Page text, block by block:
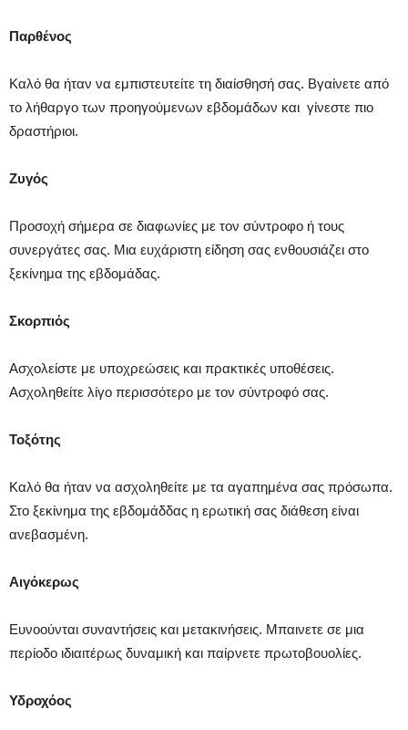
Παρθένος
Καλό θα ήταν να εμπιστευτείτε τη διαίσθησή σας. Βγαίνετε από
το λήθαργο των προηγούμενων εβδομάδων και γίνεστε πιο
δραστήριοι.
Ζυγός
Προσοχή σήμερα σε διαφωνίες με τον σύντροφο ή τους
συνεργάτες σας. Μια ευχάριστη είδηση σας ενθουσιάζει στο
ξεκίνημα της εβδομάδας.
Σκορπιός
Ασχολείστε με υποχρεώσεις και πρακτικές υποθέσεις.
Ασχοληθείτε λίγο περισσότερο με τον σύντροφό σας.
Τοξότης
Καλό θα ήταν να ασχοληθείτε με τα αγαπημένα σας πρόσωπα.
Στο ξεκίνημα της εβδομάδδας η ερωτική σας διάθεση είναι
ανεβασμένη.
Αιγόκερως
Ευνοούνται συναντήσεις και μετακινήσεις. Μπαινετε σε μια
περίοδο ιδιαιτέρως δυναμική και παίρνετε πρωτοβουολίες.
Υδροχόος